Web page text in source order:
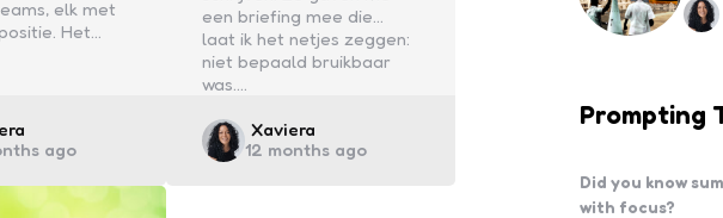
elk met
Het…
ago
een briefing mee die…
laat ik het netjes zeggen:
niet bepaald bruikbaar
was.…
Posted
by
Xaviera
12 months ago
Prompting
Did you know
with focus?